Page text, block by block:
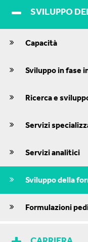
SVILUPPO
Capacità
Sviluppo in fase
Ricerca e
Servizi
Servizi analitici
Sviluppo della
Formulazioni